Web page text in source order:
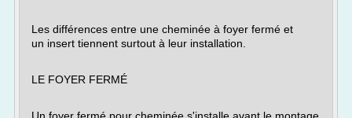
Les différences entre une cheminée à foyer fermé et
un insert tiennent surtout à leur installation.
LE FOYER FERMÉ